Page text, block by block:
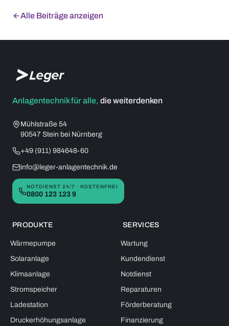
Alle Beiträge anzeigen
Anlagentechnik für alle, die weiterdenken
Mühlstraße 54
90547 Stein bei Nürnberg
+49 (911) 984648-60
info@leger-anlagentechnik.de
NOTDIENST 24/7 · KOSTENFREI
0800 123 123 9
PRODUKTE
Wärmepumpe
Solaranlage
Klimaanlage
Stromspeicher
Ladestation
Druckerhöhungsanlage
SERVICES
Wartung
Kundendienst
Notdienst
Reparaturen
Förderberatung
Finanzierung